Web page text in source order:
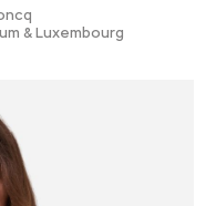
& Luxembourg